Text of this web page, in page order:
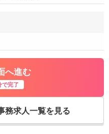
へ進む
で完了
務求人一覧を見る